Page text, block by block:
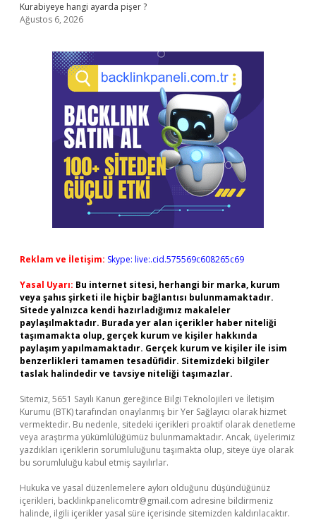
Kurabiyeye hangi ayarda pişer ?
Ağustos 6, 2026
Reklam ve İletişim: Skype: live:.cid.575569c608265c69
Yasal Uyarı: Bu internet sitesi, herhangi bir marka, kurum
veya şahıs şirketi ile hiçbir bağlantısı bulunmamaktadır.
Sitede yalnızca kendi hazırladığımız makaleler
paylaşılmaktadır. Burada yer alan içerikler haber niteliği
taşımamakta olup, gerçek kurum ve kişiler hakkında
paylaşım yapılmamaktadır. Gerçek kurum ve kişiler ile isim
benzerlikleri tamamen tesadüfidir. Sitemizdeki bilgiler
taslak halindedir ve tavsiye niteliği taşımazlar.
Sitemiz, 5651 Sayılı Kanun gereğince Bilgi Teknolojileri ve İletişim
Kurumu (BTK) tarafından onaylanmış bir Yer Sağlayıcı olarak hizmet
vermektedir. Bu nedenle, sitedeki içerikleri proaktif olarak denetleme
veya araştırma yükümlülüğümüz bulunmamaktadır. Ancak, üyelerimiz
yazdıkları içeriklerin sorumluluğunu taşımakta olup, siteye üye olarak
bu sorumluluğu kabul etmiş sayılırlar.
Hukuka ve yasal düzenlemelere aykırı olduğunu düşündüğünüz
içerikleri, backlinkpanelicomtr@gmail.com adresine bildirmeniz
halinde, ilgili içerikler yasal süre içerisinde sitemizden kaldırılacaktır.